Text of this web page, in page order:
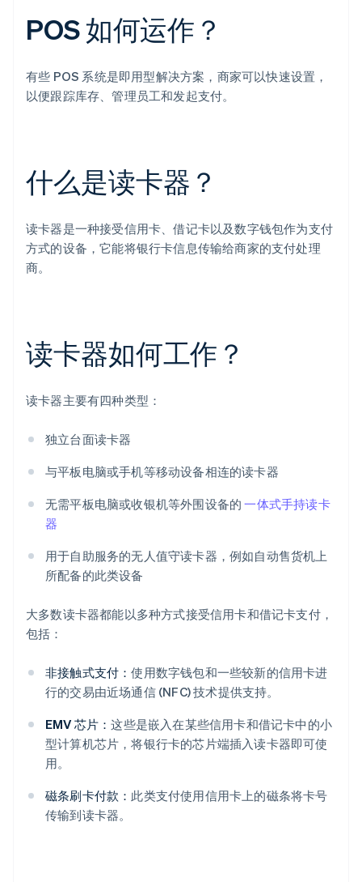
POS 如何运作？
有些 POS 系统是即用型解决方案，商家可以快速设置，
以便跟踪库存、管理员工和发起支付。
什么是读卡器？
读卡器是一种接受信用卡、借记卡以及数字钱包作为支付
方式的设备，它能将银行卡信息传输给商家的支付处理
商。
读卡器如何工作？
读卡器主要有四种类型：
独立台面读卡器
与平板电脑或手机等移动设备相连的读卡器
无需平板电脑或收银机等外围设备的一体式手持读卡
器
用于自助服务的无人值守读卡器，例如自动售货机上
所配备的此类设备
大多数读卡器都能以多种方式接受信用卡和借记卡支付，
包括：
非接触式支付：使用数字钱包和一些较新的信用卡进
行的交易由近场通信 (NFC) 技术提供支持。
EMV 芯片：这些是嵌入在某些信用卡和借记卡中的小
型计算机芯片，将银行卡的芯片端插入读卡器即可使
用。
磁条刷卡付款： 此类支付使用信用卡上的磁条将卡号
传输到读卡器。